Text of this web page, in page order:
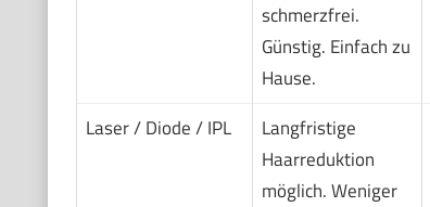
schmerzfrei.
Günstig. Einfach zu
Hause.
Laser / Diode / IPL
Langfristige
Haarreduktion
möglich. Weniger